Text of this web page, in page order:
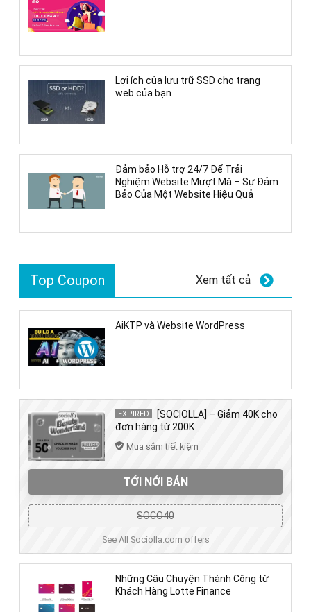
Lợi ích của lưu trữ SSD cho trang
web của bạn
Đảm bảo Hỗ trợ 24/7 Để Trải
Nghiệm Website Mượt Mà – Sự Đảm
Bảo Của Một Website Hiệu Quả
Top Coupon Xem tất cả
AiKTP và Website WordPress
EXPIRED
[SOCIOLLA] – Giảm 40K cho
đơn hàng từ 200K
Mua sắm tiết kiệm
TỚI NỚI BÁN
SOCO40
See All Sociolla.com offers
Những Câu Chuyện Thành Công từ
Khách Hàng Lotte Finance